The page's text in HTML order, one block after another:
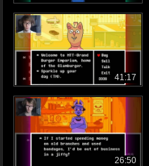
41:17
26:50